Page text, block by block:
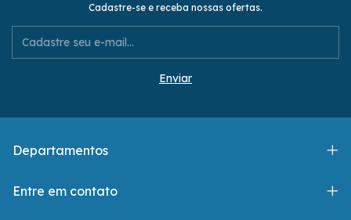
Cadastre-se e receba nossas ofertas.
Departamentos
Entre em contato